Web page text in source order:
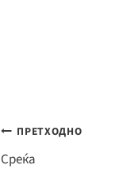
Навигација
на
ПРЕТХОДНО
Среќа